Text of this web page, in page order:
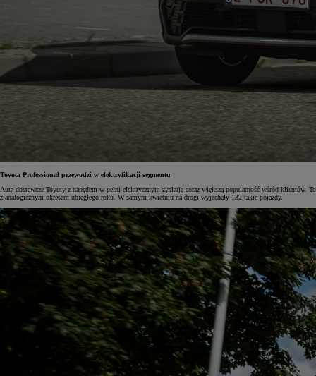
105 300 zł
Toyota Professional przewodzi w elektryfikacji segmentu
Auta dostawcze Toyoty z napędem w pełni elektrycznym zyskują coraz większą popularność wśród
z analogicznym okresem ubiegłego roku. W samym kwietniu na drogi wyjechały 132 takie pojazdy.